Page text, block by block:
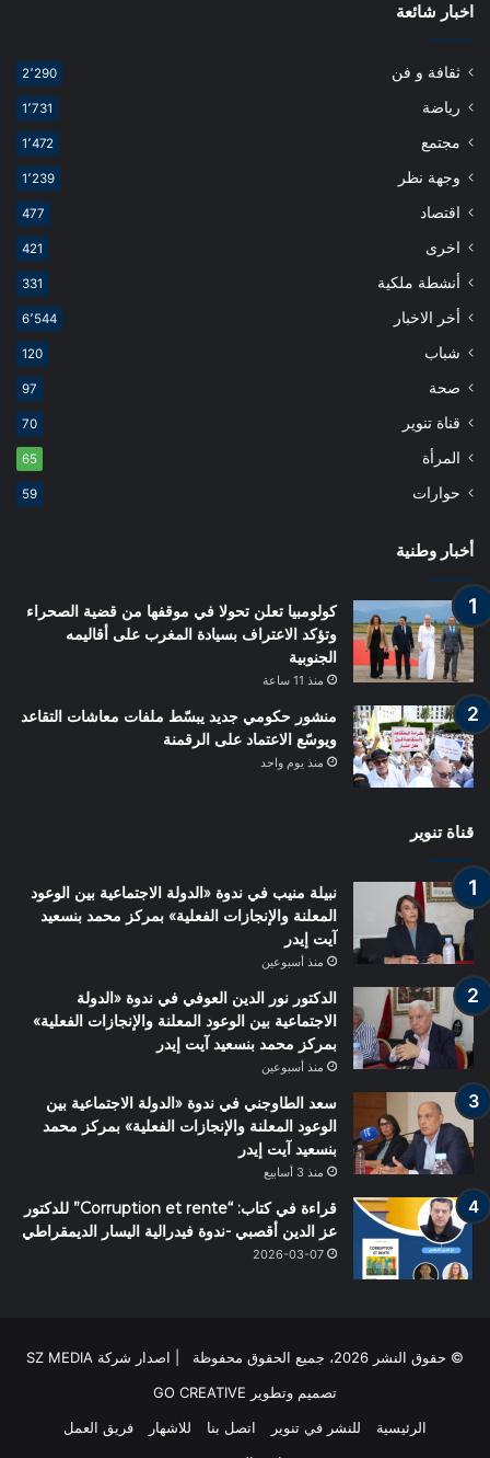
اخبار شائعة
ثقافة و فن 2٬290
رياضة 1٬731
مجتمع 1٬472
وجهة نظر 1٬239
اقتصاد 477
اخرى 421
أنشطة ملكية 331
أخر الاخبار 6٬544
شباب 120
صحة 97
قناة تنوير 70
المرأة 65
حوارات 59
أخبار وطنية
كولومبيا تعلن تحولا في موقفها من قضية الصحراء
وتؤكد الاعتراف بسيادة المغرب على أقاليمه
الجنوبية
منذ 11 ساعة
منشور حكومي جديد يبسّط ملفات معاشات التقاعد
ويوسّع الاعتماد على الرقمنة
منذ يوم واحد
قناة تنوير
نبيلة منيب في ندوة «الدولة الاجتماعية بين الوعود
المعلنة والإنجازات الفعلية» بمركز محمد بنسعيد
آيت إيدر
منذ أسبوعين
الدكتور نور الدين العوفي في ندوة «الدولة
الاجتماعية بين الوعود المعلنة والإنجازات الفعلية»
بمركز محمد بنسعيد آيت إيدر
منذ أسبوعين
سعد الطاوجني في ندوة «الدولة الاجتماعية بين
الوعود المعلنة والإنجازات الفعلية» بمركز محمد
بنسعيد آيت إيدر
منذ 3 أسابيع
قراءة في كتاب: “Corruption et rente” للدكتور
عز الدين أقصبي -ندوة فيدرالية اليسار الديمقراطي
2026-03-07
© حقوق النشر 2026، جميع الحقوق محفوظة | اصدار شركة SZ MEDIA
تصميم وتطوير GO CREATIVE
الرئيسية
للنشر في تنوير اتصل بنا للاشهار
فريق العمل